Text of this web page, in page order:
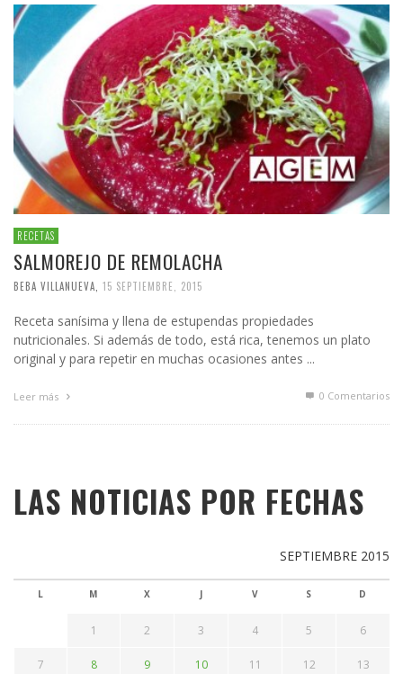
RECETAS
SALMOREJO DE REMOLACHA
BEBA VILLANUEVA 15 SEPTIEMBRE, 2015
Receta sanísima y llena de estupendas propiedades
nutricionales. Si además de todo, está rica, tenemos un plato
original y para repetir en muchas ocasiones antes ...
Leer más 0 Comentarios
LAS NOTICIAS POR FECHAS
SEPTIEMBRE 2015
L M X J V S D
1 2 3 4 5 6
7 8 9 10 11 12 13